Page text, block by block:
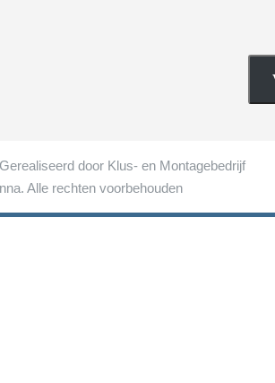
door Klus- en Montagebedrijf
Alle rechten voorbehouden